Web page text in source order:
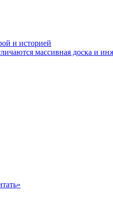
и историей
массивная доска и